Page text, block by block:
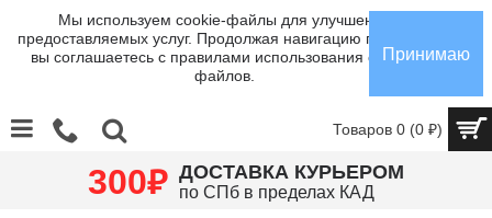
Мы используем cookie-файлы для улучшения
предоставляемых услуг. Продолжая навигацию по сайту,
вы соглашаетесь с правилами использования cookie-
файлов.
Принимаю
Товаров 0 (0 ₽)
300₽ ДОСТАВКА КУРЬЕРОМ
по СПб в пределах КАД